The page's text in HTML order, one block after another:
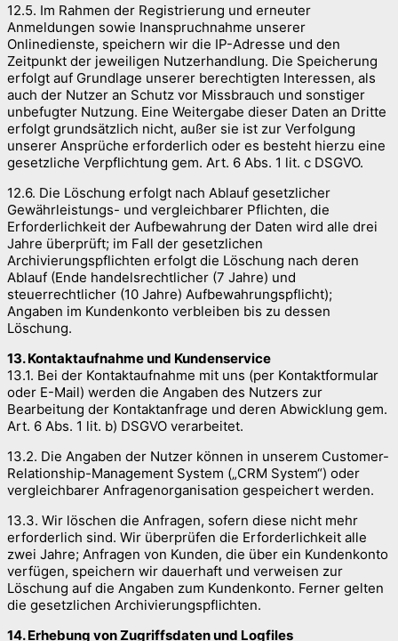
12.5. Im Rahmen der Registrierung und erneuter
Anmeldungen sowie Inanspruchnahme unserer
Onlinedienste, speichern wir die IP-Adresse und den
Zeitpunkt der jeweiligen Nutzerhandlung. Die Speicherung
erfolgt auf Grundlage unserer berechtigten Interessen, als
auch der Nutzer an Schutz vor Missbrauch und sonstiger
unbefugter Nutzung. Eine Weitergabe dieser Daten an Dritte
erfolgt grundsätzlich nicht, außer sie ist zur Verfolgung
unserer Ansprüche erforderlich oder es besteht hierzu eine
gesetzliche Verpflichtung gem. Art. 6 Abs. 1 lit. c DSGVO.
12.6. Die Löschung erfolgt nach Ablauf gesetzlicher
Gewährleistungs- und vergleichbarer Pflichten, die
Erforderlichkeit der Aufbewahrung der Daten wird alle drei
Jahre überprüft; im Fall der gesetzlichen
Archivierungspflichten erfolgt die Löschung nach deren
Ablauf (Ende handelsrechtlicher (7 Jahre) und
steuerrechtlicher (10 Jahre) Aufbewahrungspflicht);
Angaben im Kundenkonto verbleiben bis zu dessen
Löschung.
13. Kontaktaufnahme und Kundenservice
13.1. Bei der Kontaktaufnahme mit uns (per Kontaktformular
oder E-Mail) werden die Angaben des Nutzers zur
Bearbeitung der Kontaktanfrage und deren Abwicklung gem.
Art. 6 Abs. 1 lit. b) DSGVO verarbeitet.
13.2. Die Angaben der Nutzer können in unserem Customer-
Relationship-Management System („CRM System“) oder
vergleichbarer Anfragenorganisation gespeichert werden.
13.3. Wir löschen die Anfragen, sofern diese nicht mehr
erforderlich sind. Wir überprüfen die Erforderlichkeit alle
zwei Jahre; Anfragen von Kunden, die über ein Kundenkonto
verfügen, speichern wir dauerhaft und verweisen zur
Löschung auf die Angaben zum Kundenkonto. Ferner gelten
die gesetzlichen Archivierungspflichten.
14. Erhebung von Zugriffsdaten und Logfiles